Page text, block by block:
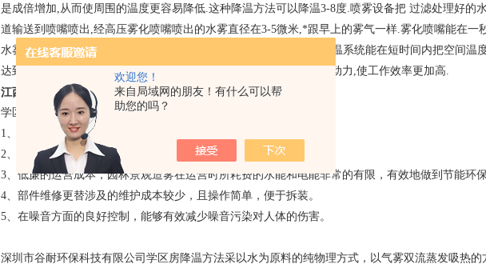
欢迎您！
来自局域网的朋友！有什么可以帮
助您的吗？
是成倍增加,从而使周围的温度更容易降低.这种降温方法可以降温3-8度.喷雾设备把 过滤处理好的
道输送到喷嘴喷出,经高压雾化喷嘴喷出的水雾直径在3-5微米,*跟早上的雾气一样.雾化喷嘴能在一
水雾份子还可以把空气中的粉尘除去,能起到净化空气的功能.喷雾降温系统能在短时间内把空间温
达到人体舒适的温度值60-70%.员工在舒适的环境中工作更能增强劳动力,使工作效率更加高.
江西公交站喷雾降温工程
学区房降温的特点
1、园林景观造雾设备选材精良，采用符合现代环保理念的材质。
2、设备使用寿命较长，产品的性能价格比高。
3、低廉的运营成本，园林景观造雾在运营时所耗费的水能和电能非常的有限，有效地做到节能环保
4、部件维修更替涉及的维护成本较少，且操作简单，便于拆装。
5、在噪音方面的良好控制，能够有效减少噪音污染对人体的伤害。
深圳市谷耐环保科技有限公司学区房降温方法采以水为原料的纯物理方式，以气雾双流蒸发吸热